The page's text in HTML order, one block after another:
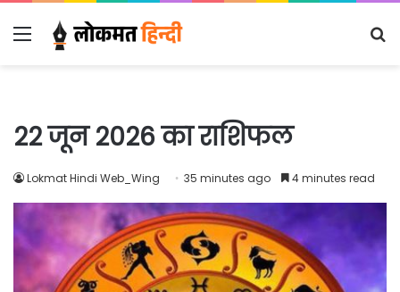
Menu
22 जून 2026 का राशिफल
Lokmat Hindi Web_Wing 35 minutes ago 4 minutes read